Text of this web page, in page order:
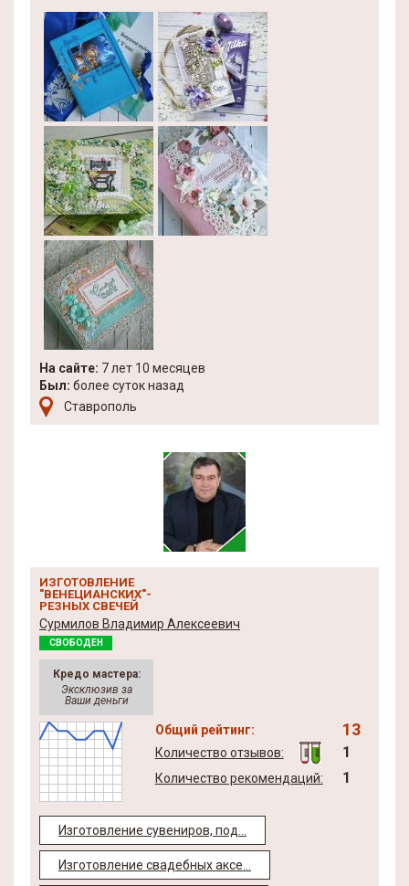
На сайте: 7 лет 10 месяцев
Был: более суток назад
Ставрополь
ИЗГОТОВЛЕНИЕ
"ВЕНЕЦИАНСКИХ"-
РЕЗНЫХ СВЕЧЕЙ
Сурмилов Владимир Алексеевич
СВОБОДЕН
Кредо мастера:
Эксклюзив за
Ваши деньги
Общий рейтинг: 13
Количество отзывов: 1
Количество рекомендаций: 1
Изготовление сувениров, под...
Изготовление свадебных аксе...